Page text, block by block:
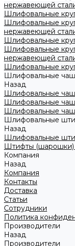
нержавеющей
Шлифовальные
Шлифовальные
нержавеющей
Шлифовальные
Шлифовальные
нержавеющей
Шлифовальные
Шлифовальные
Назад
Шлифовальные
Шлифовальные
Шлифовальные
Шлифовальные
Назад
Шлифовальные
Штифты (шарошки)
Компания
Назад
Компания
Контакты
Доставка
Статьи
Сотрудники
Политика
Производители
Назад
Производители